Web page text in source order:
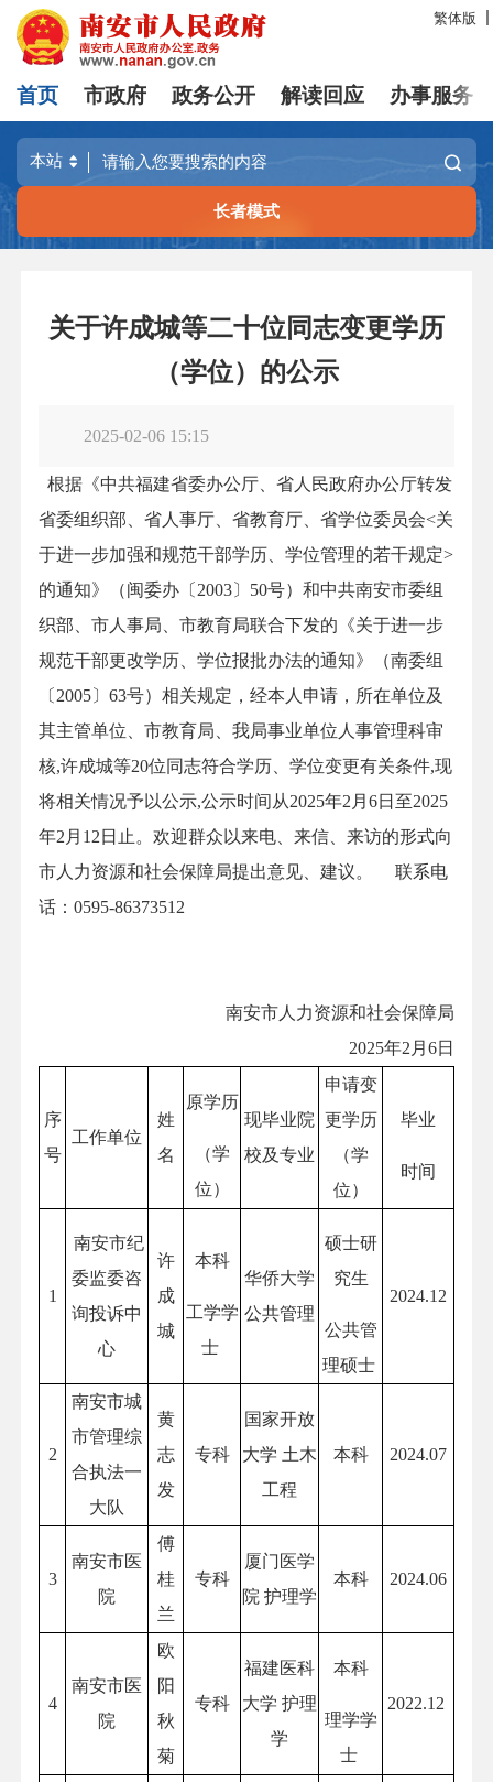
繁体版
首页 市政府 政务公开 解读回应 办事服务
长者模式
关于许成城等二十位同志变更学历
（学位）的公示
2025-02-06 15:15
根据《中共福建省委办公厅、省人民政府办公厅转发
省委组织部、省人事厅、省教育厅、省学位委员会<关
于进一步加强和规范干部学历、学位管理的若干规定>
的通知》（闽委办〔2003〕50号）和中共南安市委组
织部、市人事局、市教育局联合下发的《关于进一步
规范干部更改学历、学位报批办法的通知》（南委组
〔2005〕63号）相关规定，经本人申请，所在单位及
其主管单位、市教育局、我局事业单位人事管理科审
核,许成城等20位同志符合学历、学位变更有关条件,现
将相关情况予以公示,公示时间从2025年2月6日至2025
年2月12日止。欢迎群众以来电、来信、来访的形式向
市人力资源和社会保障局提出意见、建议。 联系电
话：0595-86373512
南安市人力资源和社会保障局
2025年2月6日
序
号
工作单位
姓
名
原学历
（学
位）
现毕业院
校及专业
申请变
更学历
（学
位）
毕业
时间
1
南安市纪
委监委咨
询投诉中
心
许
成
城
本科
工学学
士
华侨大学
公共管理
硕士研
究生
公共管
理硕士
2024.12
2
南安市城
市管理综
合执法一
大队
黄
志
发
专科
国家开放
大学 土木
工程
本科 2024.07
3
南安市医
院
傅
桂
兰
专科
厦门医学
院 护理学
本科 2024.06
4
南安市医
院
欧
阳
秋
菊
专科
福建医科
大学 护理
学
本科
理学学
士
2022.12